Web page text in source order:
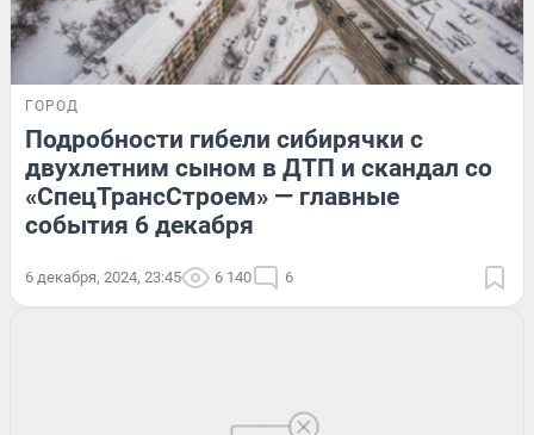
ГОРОД
Подробности гибели сибирячки с
двухлетним сыном в ДТП и скандал со
«СпецТрансСтроем» — главные
события 6 декабря
6 декабря, 2024, 23:45 6 140 6